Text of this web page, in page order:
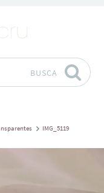
BUSCA
IMG_5119